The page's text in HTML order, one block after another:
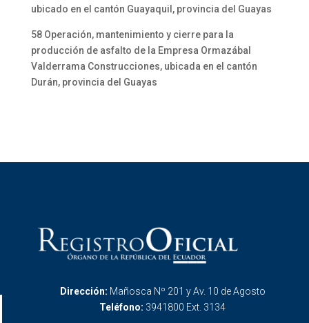
ubicado en el cantón Guayaquil, provincia del Guayas
58 Operación, mantenimiento y cierre para la
producción de asfalto de la Empresa Ormazábal
Valderrama Construcciones, ubicada en el cantón
Durán, provincia del Guayas
Dirección: Mañosca Nº 201 y Av. 10 de Agosto
Teléfono: 3941800 Ext. 3134